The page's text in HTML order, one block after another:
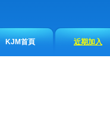
KJM首頁 近期加入